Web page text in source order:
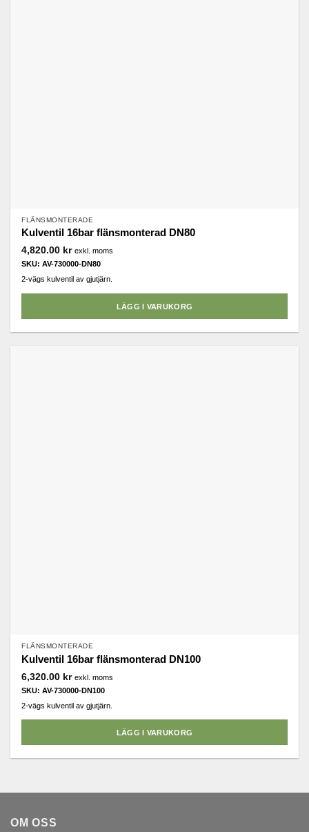
FLÄNSMONTERADE
Kulventil 16bar flänsmonterad DN80
4,820.00 kr exkl. moms
SKU: AV-730000-DN80
2-vägs kulventil av gjutjärn.
LÄGG I VARUKORG
FLÄNSMONTERADE
Kulventil 16bar flänsmonterad DN100
6,320.00 kr exkl. moms
SKU: AV-730000-DN100
2-vägs kulventil av gjutjärn.
LÄGG I VARUKORG
OM OSS